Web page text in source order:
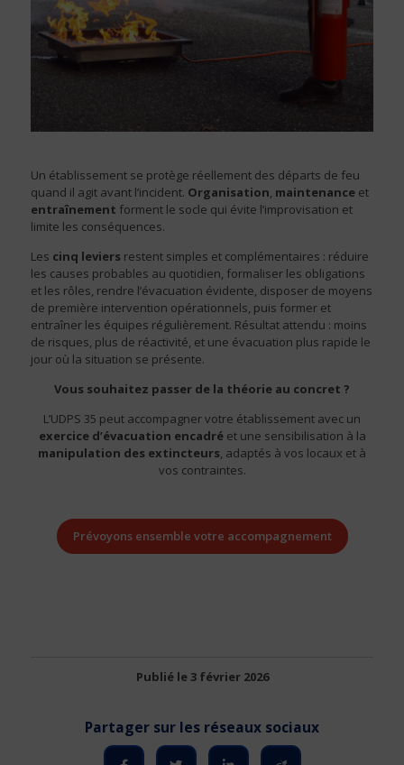
Un établissement se protège réellement des départs de feu
quand il agit avant l’incident. Organisation, maintenance et
entraînement forment le socle qui évite l’improvisation et
limite les conséquences.
Les cinq leviers restent simples et complémentaires : réduire
les causes probables au quotidien, formaliser les obligations
et les rôles, rendre l’évacuation évidente, disposer de moyens
de première intervention opérationnels, puis former et
entraîner les équipes régulièrement. Résultat attendu : moins
de risques, plus de réactivité, et une évacuation plus rapide le
jour où la situation se présente.
Vous souhaitez passer de la théorie au concret ?
L’UDPS 35 peut accompagner votre établissement avec un
exercice d’évacuation encadréet une sensibilisation à la
manipulation des extincteurs, adaptés à vos locaux et à
vos contraintes.
Prévoyons ensemble votre accompagnement
Publié le 3 février 2026